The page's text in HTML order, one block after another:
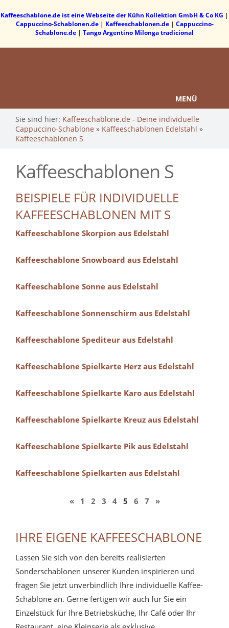
Kaffeeschablone.de ist eine Webseite der Kühn Kollektion GmbH & Co KG |
Cappuccino-Schablonen.de| Kaffeeschablonen.de| Cappuccino-
Schablone.de | Tango Argentino Milonga tradicional
MENÜ
Sie sind hier: Kaffeeschablone.de - Deine individuelle
Cappuccino-Schablone » Kaffeeschablonen Edelstahl »
Kaffeeschablonen S
Kaffeeschablonen S
BEISPIELE FÜR INDIVIDUELLE
KAFFEESCHABLONEN MIT S
Kaffeeschablone Skorpion aus Edelstahl
Kaffeeschablone Snowboard aus Edelstahl
Kaffeeschablone Sonne aus Edelstahl
Kaffeeschablone Sonnenschirm aus Edelstahl
Kaffeeschablone Spediteur aus Edelstahl
Kaffeeschablone Spielkarte Herz aus Edelstahl
Kaffeeschablone Spielkarte Karo aus Edelstahl
Kaffeeschablone Spielkarte Kreuz aus Edelstahl
Kaffeeschablone Spielkarte Pik aus Edelstahl
Kaffeeschablone Spielkarten aus Edelstahl
« 1 2 3 4 5 6 7 »
IHRE EIGENE KAFFEESCHABLONE
Lassen Sie sich von den bereits realisierten
Sonderschablonen unserer Kunden inspirieren und
fragen Sie jetzt unverbindlich Ihre individuelle Kaffee-
Schablone an. Gerne fertigen wir auch für Sie ein
Einzelstück für Ihre Betriebsküche, Ihr Café oder Ihr